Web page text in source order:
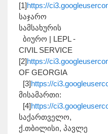
[1]https://
საჯარო
სამსახურის
ბიურო | LEPL -
CIVIL SERVICE
[2]https://
OF GEORGIA
[3]https://
მისამართი:
[4]https://
საქართველო,
ქ.თბილისი, პავლე